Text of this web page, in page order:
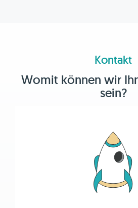
Kontakt
Womit können wir
sein?